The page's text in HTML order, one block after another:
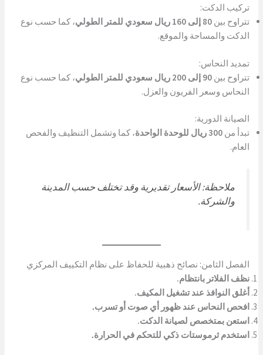
تركيب الدكت:
تتراوح بين80 إلى 160 ريال سعودي للمتر الطولي
، كما حسب نوع
الدكت والمساحة والموقع.
تمديد النحاس:
تتراوح بين90 إلى 200 ريال سعودي للمتر الطولي
، كما حسب نوع
النحاس وسعر الفريون والعزل.
الصيانة الدورية:
تبدأ من300 ريال للوحدة الواحدة
، كما وتشمل التنظيف والفحص
العام.
ملاحظة: الأسعار تقديرية وقد تختلف حسب المدينة
والشركة.
الفصل الثامن: نصائح ذهبية للحفاظ على نظام التكييف المركزي
نظف الفلاتر بانتظام.
أغلق النوافذ عند تشغيل المكيف.
افحص النحاس عند ظهور أي صوت أو تسرب.
استعن بمتخصص لصيانة الدكت.
استخدم ثرموستات ذكي للتحكم في الحرارة.